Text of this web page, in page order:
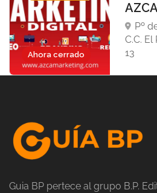
Ahora cerrado
Pº
C.C.
13
Guia BP pertece al grupo B.P.